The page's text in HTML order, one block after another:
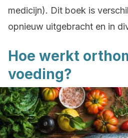
medicijn). Dit boek is
opnieuw uitgebracht en in
Hoe werkt
voeding?